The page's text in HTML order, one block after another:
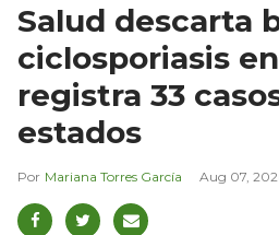
Salud descarta
ciclosporiasis
registra 33
estados
Mariana Torres García Aug 07,